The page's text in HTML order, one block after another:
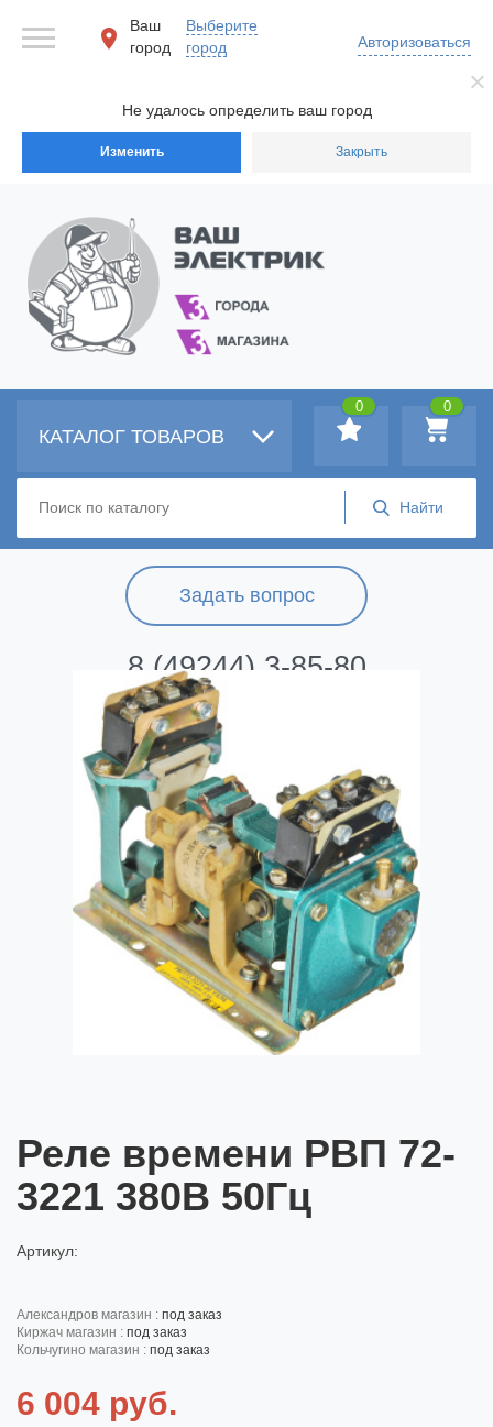
Не удалось определить ваш город
Изменить Закрыть
Ваш
город
Выберите
город
Авторизоваться
Задать вопрос
8 (49244) 3-85-80
КАТАЛОГ ТОВАРОВ
0
0
Реле времени РВП 72-
3221 380В 50Гц
Артикул:
александров магазин : под заказ
киржач магазин : под заказ
кольчугино магазин : под заказ
6 004 руб.